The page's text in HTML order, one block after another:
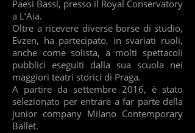
Paesi Bassi, presso il Royal Conservatory
a L’Aia.
Oltre a ricevere diverse borse di studio,
Evzen, ha partecipato, in svariati ruoli,
anche come solista, a molti spettacoli
pubblici eseguiti dalla sua scuola nei
maggiori teatri storici di Praga.
A partire da settembre 2016, è stato
selezionato per entrare a far parte della
junior company Milano Contemporary
Ballet.